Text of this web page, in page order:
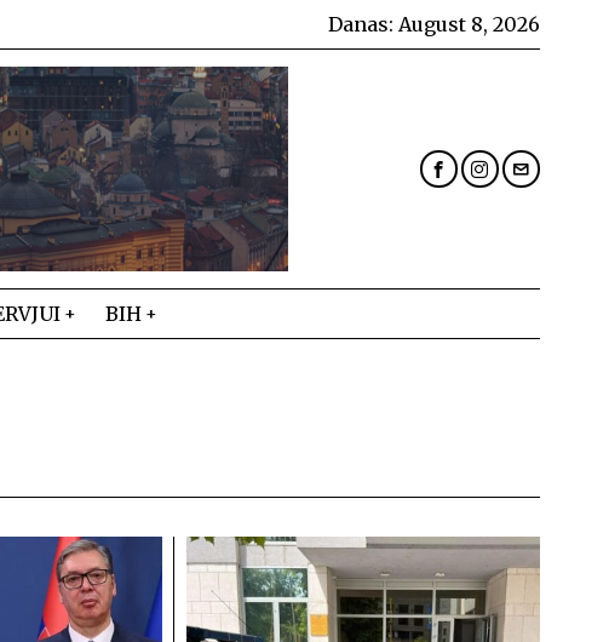
Danas: August 8, 2026
BIH